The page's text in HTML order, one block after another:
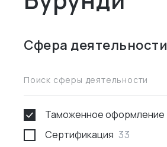
Сфера деятельности
Поиск сферы деятельности
Таможенное оформление
Сертификация 33